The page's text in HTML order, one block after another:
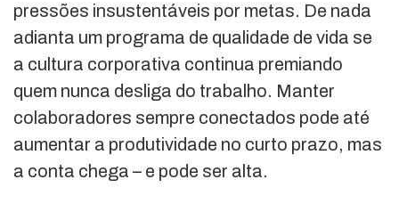
pressões insustentáveis por metas. De nada
adianta um programa de qualidade de vida se
a cultura corporativa continua premiando
quem nunca desliga do trabalho. Manter
colaboradores sempre conectados pode até
aumentar a produtividade no curto prazo, mas
a conta chega – e pode ser alta.